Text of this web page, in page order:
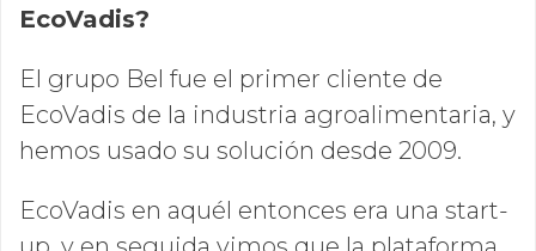
EcoVadis?
El grupo Bel fue el primer cliente de
EcoVadis de la industria agroalimentaria, y
hemos usado su solución desde 2009.
EcoVadis en aquél entonces era una start-